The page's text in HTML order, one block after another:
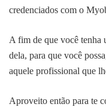
credenciados com o
A fim de que você tenha
dela, para que você
aquele profissional que
Aproveito então para te